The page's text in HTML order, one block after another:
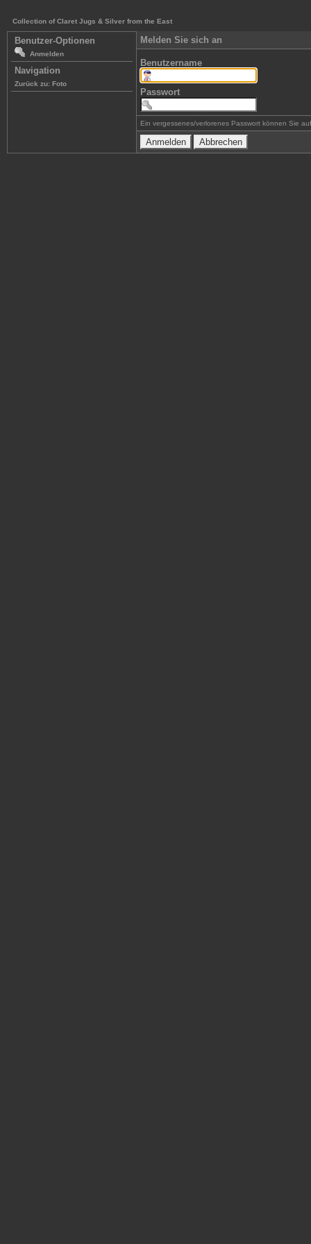
Collection of Claret Jugs & Silver from the East
Benutzer-Optionen
Anmelden
Navigation
Zurück zu: Foto
Melden Sie sich an
Benutzername
Passwort
Ein vergessenes/verlorenes Passwort können Sie